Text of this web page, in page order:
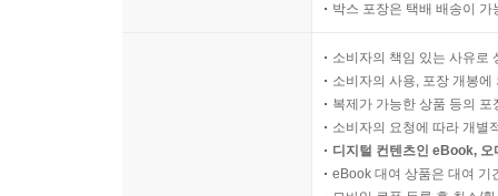
박스 포장은 택배 배송이
소비자의 책임 있는 사유로
소비자의 사용, 포장 개봉
복제가 가능한 상품 등의
소비자의 요청에 따라 개별
디지털 컨텐츠인 eBook,
eBook 대여 상품은 대여 기